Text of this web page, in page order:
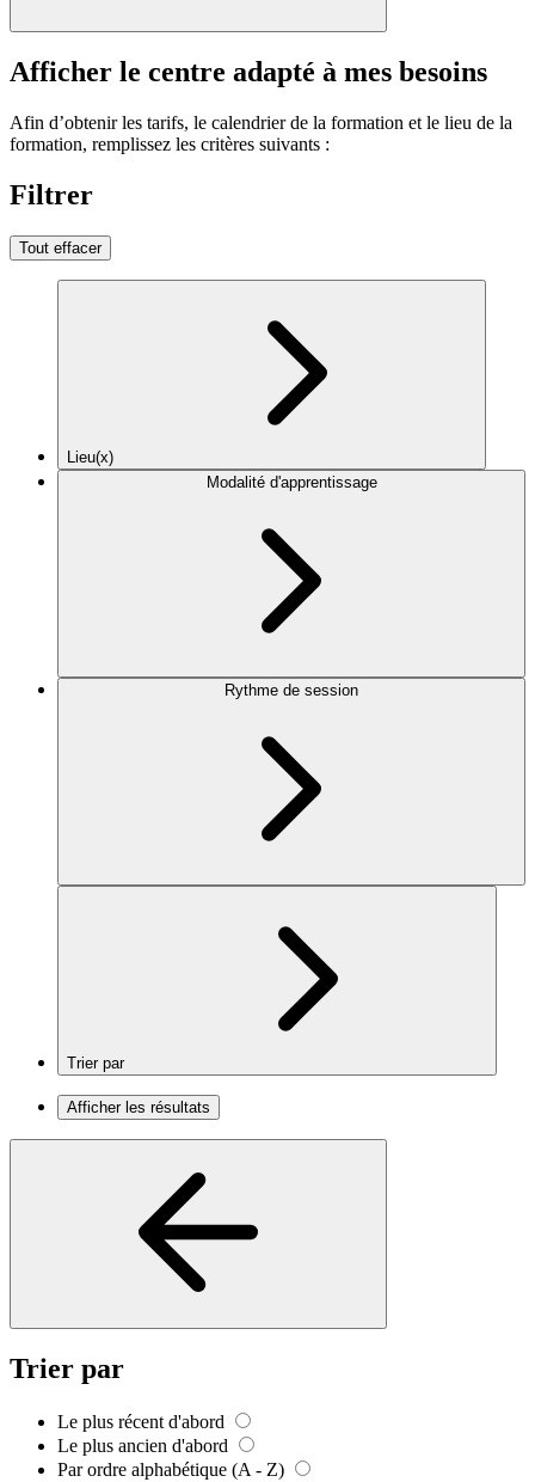
Afficher le centre adapté à mes besoins
Afin d’obtenir les tarifs, le calendrier de la formation et le lieu de la
formation, remplissez les critères suivants :
Filtrer
Tout effacer
Lieu(x)
Modalité d'apprentissage
Rythme de session
Trier par
Afficher les résultats
Trier par
Le plus récent d'abord
Le plus ancien d'abord
Par ordre alphabétique (A - Z)